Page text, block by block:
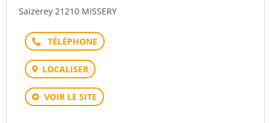
Saizerey 21210 MISSERY
Téléphone
LOCALISER
VOIR LE SITE